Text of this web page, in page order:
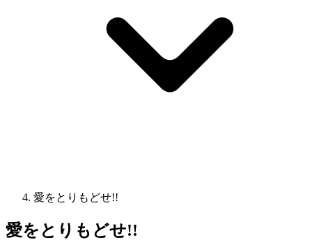
愛をとりもどせ!!
愛をとりもどせ!!